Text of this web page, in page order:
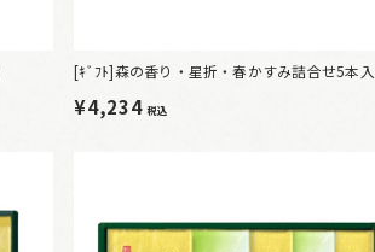
[ｷﾞﾌﾄ]森の香り・星折・春かすみ詰合せ5本入
¥4,234税込